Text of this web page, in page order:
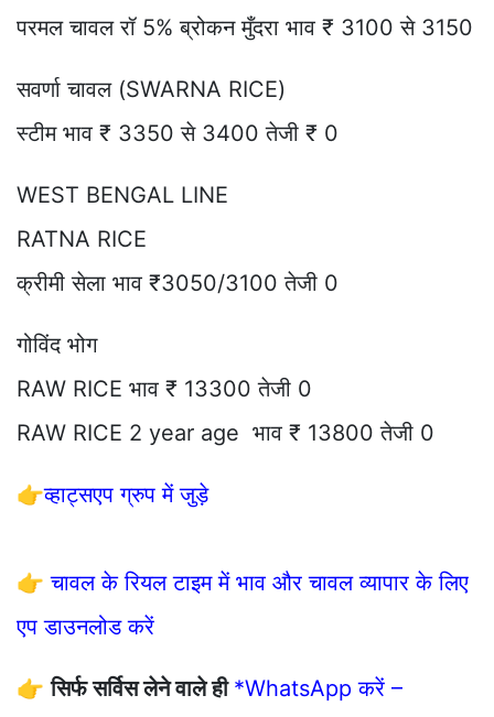
परमल चावल रॉ 5% ब्रोकन मुँदरा भाव ₹ 3100 से 3150
सवर्णा चावल (SWARNA RICE)
स्टीम भाव ₹ 3350 से 3400 तेजी ₹ 0
WEST BENGAL LINE
RATNA RICE
क्रीमी सेला भाव ₹3050/3100 तेजी 0
गोविंद भोग
RAW RICE भाव ₹ 13300 तेजी 0
RAW RICE 2 year age भाव ₹ 13800 तेजी 0
👉व्हाट्सएप ग्रुप में जुड़े
👉चावल के रियल टाइम में भाव और चावल व्यापार के लिए
एप डाउनलोड करें
👉सिर्फ सर्विस लेने वाले ही *WhatsApp करें –